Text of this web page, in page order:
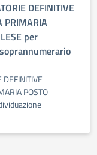
DEFINITIVE
PRIMARIA
per
POSTO